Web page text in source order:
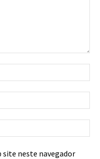
site neste navegador